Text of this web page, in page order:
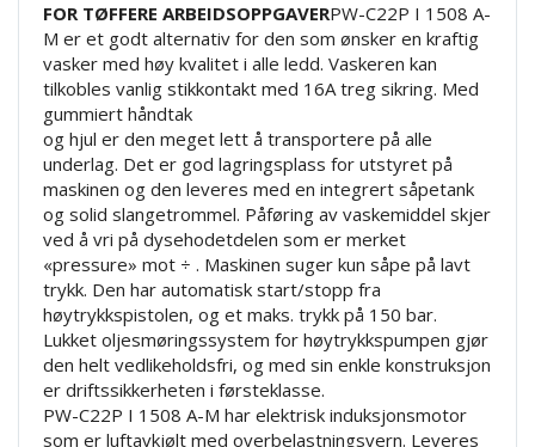
FOR TØFFERE ARBEIDSOPPGAVERPW-C22P I 1508 A-
M er et godt alternativ for den som ønsker en kraftig
vasker med høy kvalitet i alle ledd. Vaskeren kan
tilkobles vanlig stikkontakt med 16A treg sikring. Med
gummiert håndtak
og hjul er den meget lett å transportere på alle
underlag. Det er god lagringsplass for utstyret på
maskinen og den leveres med en integrert såpetank
og solid slangetrommel. Påføring av vaskemiddel skjer
ved å vri på dysehodetdelen som er merket
«pressure» mot ÷ . Maskinen suger kun såpe på lavt
trykk. Den har automatisk start/stopp fra
høytrykkspistolen, og et maks. trykk på 150 bar.
Lukket oljesmøringssystem for høytrykkspumpen gjør
den helt vedlikeholdsfri, og med sin enkle konstruksjon
er driftssikkerheten i førsteklasse.
PW-C22P I 1508 A-M har elektrisk induksjonsmotor
som er luftavkjølt med overbelastningsvern. Leveres